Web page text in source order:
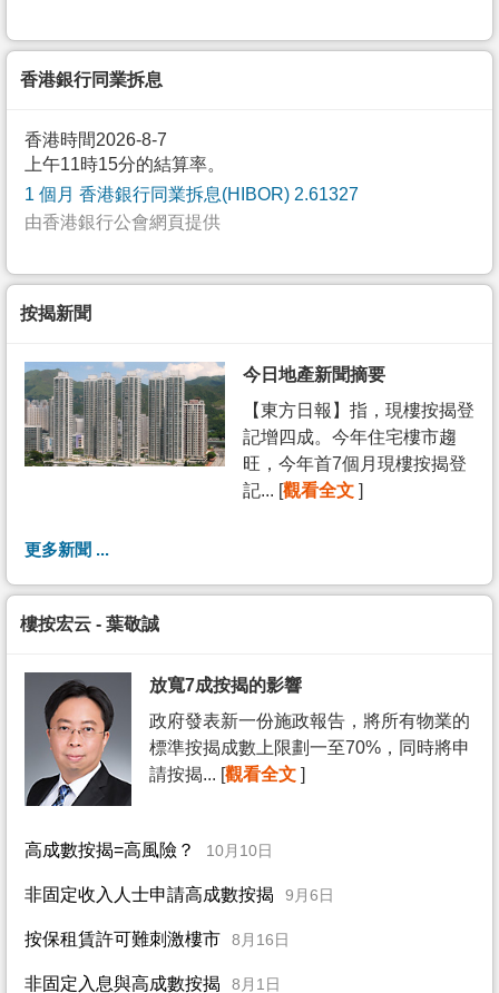
香港銀行同業拆息
香港時間2026-8-7
上午11時15分的結算率。
1 個月 香港銀行同業拆息(HIBOR) 2.61327
由香港銀行公會網頁提供
按揭新聞
今日地產新聞摘要
【東方日報】指，現樓按揭登
記增四成。今年住宅樓市趨
旺，今年首7個月現樓按揭登
記... [觀看全文 ]
更多新聞 ...
樓按宏云 - 葉敬誠
放寬7成按揭的影響
政府發表新一份施政報告，將所有物業的
標準按揭成數上限劃一至70%，同時將申
請按揭... [觀看全文 ]
高成數按揭=高風險？ 10月10日
非固定收入人士申請高成數按揭 9月6日
按保租賃許可難刺激樓市 8月16日
非固定入息與高成數按揭 8月1日